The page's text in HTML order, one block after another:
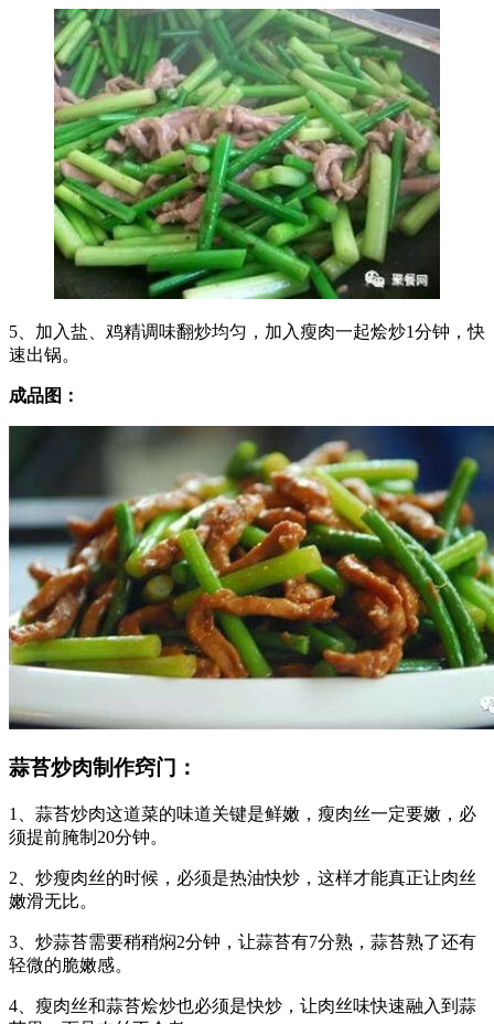
5、加入盐、鸡精调味翻炒均匀，加入瘦肉一起烩炒1分钟，快
速出锅。
成品图：
蒜苔炒肉制作窍门：
1、蒜苔炒肉这道菜的味道关键是鲜嫩，瘦肉丝一定要嫩，必
须提前腌制20分钟。
2、炒瘦肉丝的时候，必须是热油快炒，这样才能真正让肉丝
嫩滑无比。
3、炒蒜苔需要稍稍焖2分钟，让蒜苔有7分熟，蒜苔熟了还有
轻微的脆嫩感。
4、瘦肉丝和蒜苔烩炒也必须是快炒，让肉丝味快速融入到蒜